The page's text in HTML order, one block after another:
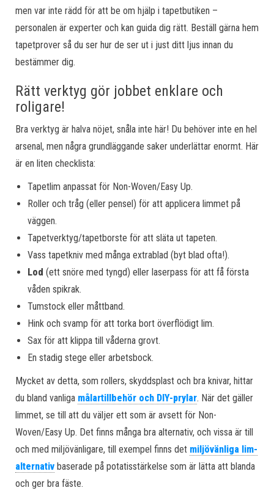
men var inte rädd för att be om hjälp i tapetbutiken –
personalen är experter och kan guida dig rätt. Beställ gärna hem
tapetprover så du ser hur de ser ut i just ditt ljus innan du
bestämmer dig.
Rätt verktyg gör jobbet enklare och
roligare!
Bra verktyg är halva nöjet, snåla inte här! Du behöver inte en hel
arsenal, men några grundläggande saker underlättar enormt. Här
är en liten checklista:
Tapetlim anpassat för Non-Woven/Easy Up.
Roller och tråg (eller pensel) för att applicera limmet på
väggen.
Tapetverktyg/tapetborste för att släta ut tapeten.
Vass tapetkniv med många extrablad (byt blad ofta!).
Lod (ett snöre med tyngd) eller laserpass för att få första
våden spikrak.
Tumstock eller måttband.
Hink och svamp för att torka bort överflödigt lim.
Sax för att klippa till våderna grovt.
En stadig stege eller arbetsbock.
Mycket av detta, som rollers, skyddsplast och bra knivar, hittar
du bland vanliga målartillbehör och DIY-prylar. När det gäller
limmet, se till att du väljer ett som är avsett för Non-
Woven/Easy Up. Det finns många bra alternativ, och vissa är till
och med miljövänligare, till exempel finns det miljövänliga lim-
alternativ baserade på potatisstärkelse som är lätta att blanda
och ger bra fäste.